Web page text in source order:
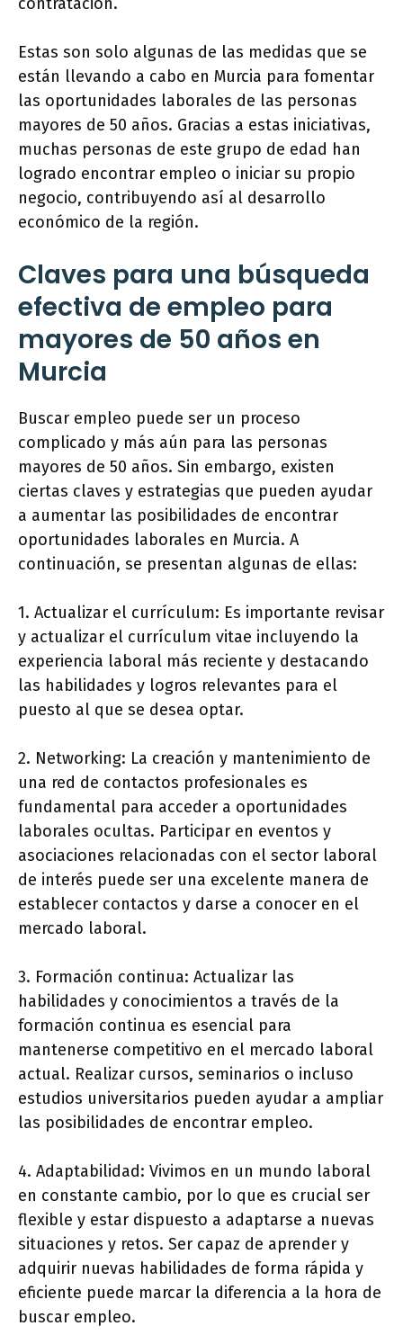
Estas son solo algunas de las medidas que se
están llevando a cabo en Murcia para fomentar
las oportunidades laborales de las personas
mayores de 50 años. Gracias a estas iniciativas,
muchas personas de este grupo de edad han
logrado encontrar empleo o iniciar su propio
negocio, contribuyendo así al desarrollo
económico de la región.
Claves para una búsqueda
efectiva de empleo para
mayores de 50 años en
Murcia
Buscar empleo puede ser un proceso
complicado y más aún para las personas
mayores de 50 años. Sin embargo, existen
ciertas claves y estrategias que pueden ayudar
a aumentar las posibilidades de encontrar
oportunidades laborales en Murcia. A
continuación, se presentan algunas de ellas:
1. Actualizar el currículum: Es importante revisar
y actualizar el currículum vitae incluyendo la
experiencia laboral más reciente y destacando
las habilidades y logros relevantes para el
puesto al que se desea optar.
2. Networking: La creación y mantenimiento de
una red de contactos profesionales es
fundamental para acceder a oportunidades
laborales ocultas. Participar en eventos y
asociaciones relacionadas con el sector laboral
de interés puede ser una excelente manera de
establecer contactos y darse a conocer en el
mercado laboral.
3. Formación continua: Actualizar las
habilidades y conocimientos a través de la
formación continua es esencial para
mantenerse competitivo en el mercado laboral
actual. Realizar cursos, seminarios o incluso
estudios universitarios pueden ayudar a ampliar
las posibilidades de encontrar empleo.
4. Adaptabilidad: Vivimos en un mundo laboral
en constante cambio, por lo que es crucial ser
flexible y estar dispuesto a adaptarse a nuevas
situaciones y retos. Ser capaz de aprender y
adquirir nuevas habilidades de forma rápida y
eficiente puede marcar la diferencia a la hora de
buscar empleo.